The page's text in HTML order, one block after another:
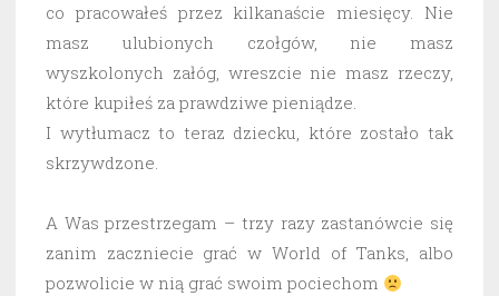
co pracowałeś przez kilkanaście miesięcy. Nie
masz ulubionych czołgów, nie masz
wyszkolonych załóg, wreszcie nie masz rzeczy,
które kupiłeś za prawdziwe pieniądze.
I wytłumacz to teraz dziecku, które zostało tak
skrzywdzone.
A Was przestrzegam – trzy razy zastanówcie się
zanim zaczniecie grać w World of Tanks, albo
pozwolicie w nią grać swoim pociechom